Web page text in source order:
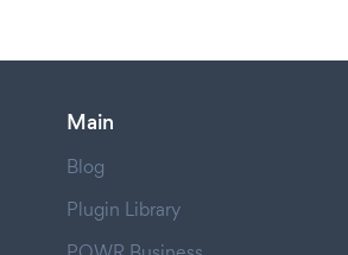
Main
Blog
Plugin Library